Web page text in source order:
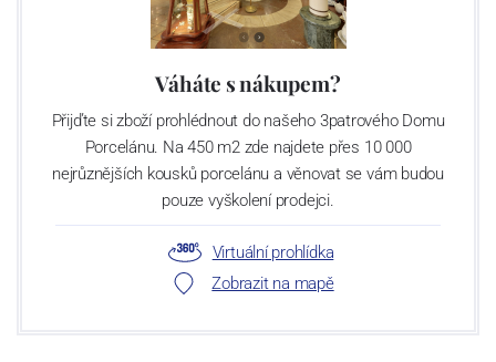
v říjnu r. 2009 pod novým jménem Crystalite Bohemia s. r. o.
s novým majitelem - podnikatelem Luborem Cervou. V
současnosti světelská sklárna provozuje 5 tavících agregátů s
denní kapacitou utavení 145 tun skloviny, což představuje asi 55
milionů kusů strojně foukaných sklenic a odlivek a 11 milionu kusů
dárkových předmětů ročně. V uplynulých letech firma výrazně
investovala do moderních výrobních technologií, nyní provozuje tři
vysoce výkonné linky na výrobu nápojového skla s denní kapacitou
kolem 150 tisíc kusů výrobků. Linky jsou vybaveny
nejmodernějšími prohlížečkami, které zaručují stabilní a vysokou
kvalitu našich produktů.
Váháte s nákupem?
Přijďte si zboží prohlédnout do našeho 3patrového Domu
Porcelánu. Na 450 m2 zde najdete přes 10 000
nejrůznějších kousků porcelánu a věnovat se vám budou
pouze vyškolení prodejci.
Virtuální prohlídka
Zobrazit na mapě